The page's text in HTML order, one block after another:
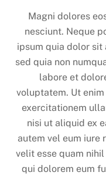
Magni dolores
nesciunt. Neque
ipsum quia dolor
sed quia non
labore et
voluptatem. Ut
exercitationem
nisi ut aliquid ex
autem vel eum iure
velit esse quam
qui dolorem eum